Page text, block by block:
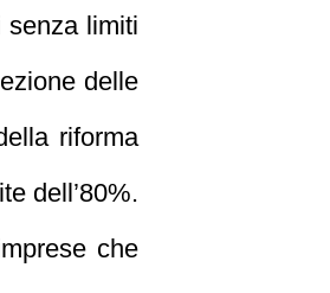
senza limiti
delle
riforma
dell’80%.
che